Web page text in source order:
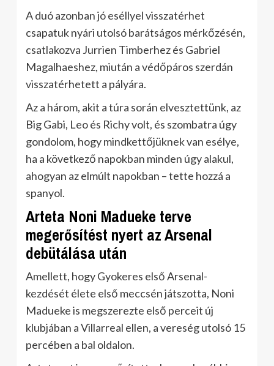
A duó azonban jó eséllyel visszatérhet
csapatuk nyári utolsó barátságos mérkőzésén,
csatlakozva Jurrien Timberhez és Gabriel
Magalhaeshez, miután a védőpáros szerdán
visszatérhetett a pályára.
Az a három, akit a túra során elvesztettünk, az
Big Gabi, Leo és Richy volt, és szombatra úgy
gondolom, hogy mindkettőjüknek van esélye,
ha a következő napokban minden úgy alakul,
ahogyan az elmúlt napokban – tette hozzá a
spanyol.
Arteta Noni Madueke terve
megerősítést nyert az Arsenal
debütálása után
Amellett, hogy Gyokeres első Arsenal-
kezdését élete első meccsén játszotta, Noni
Madueke is megszerezte első perceit új
klubjában a Villarreal ellen, a vereség utolsó 15
percében a bal oldalon.